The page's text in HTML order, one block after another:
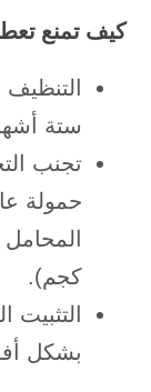
كيف تمنع
ستة
تجنب
كجم).
بشكل